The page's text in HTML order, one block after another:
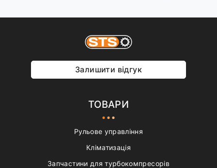
Залишити відгук
ТОВАРИ
Рульове управління
Кліматизація
Запчастини для турбокомпресорів